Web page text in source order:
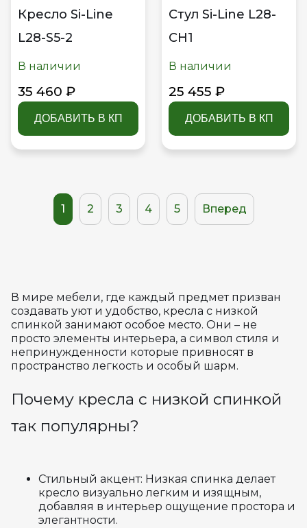
Кресло Si-Line
L28-S5-2
В наличии
35 460 ₽
ДОБАВИТЬ В КП
Стул Si-Line L28-
CH1
В наличии
25 455 ₽
ДОБАВИТЬ В КП
1 2 3 4 5 Вперед
В мире мебели, где каждый предмет призван
создавать уют и удобство, кресла с низкой
спинкой занимают особое место. Они – не
просто элементы интерьера, а символ стиля и
непринужденности которые привносят в
пространство легкость и особый шарм.
Почему кресла с низкой спинкой
так популярны?
Стильный акцент: Низкая спинка делает
кресло визуально легким и изящным,
добавляя в интерьер ощущение простора и
элегантности.